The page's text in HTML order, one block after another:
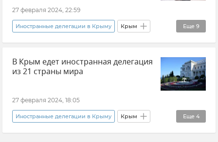
27 февраля 2024, 22:59
Еще 9
Иностранные делегации в Крыму Крым
Главное за день Новости Крыма
Симферополь
Всемирный фестиваль молодежи
Выборы президента России
В Крым едет иностранная делегация
из 21 страны мира
27 февраля 2024, 18:05
Еще 4
Иностранные делегации в Крыму Крым
Общество Всемирный фестиваль молодежи